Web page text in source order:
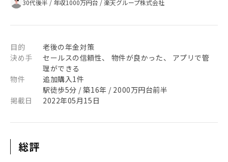
30代後半 / 年収1000万円台 /楽天グループ株式会社
目的
老後の年金対策
決め手
セールスの信頼性、 物件が良かった、 アプリで管
理ができる
物件
追加購入1件
駅徒歩5分 / 築16年 / 2000万円台前半
掲載日
2022年05月15日
総評